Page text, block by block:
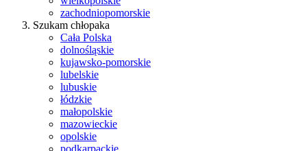
zachodniopomorskie
Szukam chłopaka
Cała Polska
dolnośląskie
kujawsko-pomorskie
lubelskie
lubuskie
łódzkie
małopolskie
mazowieckie
opolskie
podkarpackie